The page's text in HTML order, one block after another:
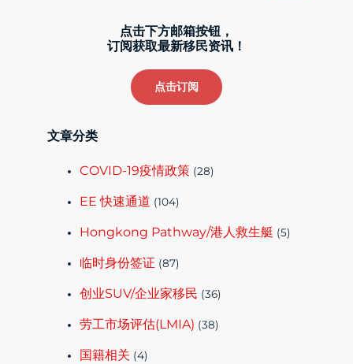
点击下方邮箱按钮，
订阅获取最新移民资讯！
点击订阅
文章分类
COVID-19疫情政策 (28)
EE 快速通道 (104)
Hongkong Pathway/港人救生艇 (5)
临时身份签证 (87)
创业SUV/企业家移民 (36)
劳工市场评估(LMIA) (38)
国籍相关 (4)